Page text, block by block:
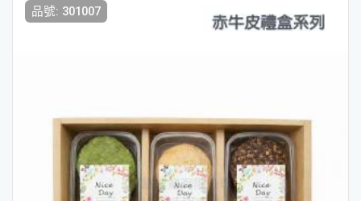
品號: 301007